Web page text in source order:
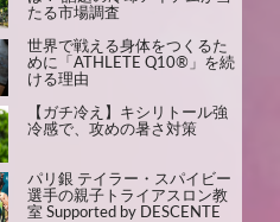
たる市場調査
世界で戦える身体をつくるた
めに「ATHLETE Q10®」を続
ける理由
【ガチ冷え】キシリトール強
冷感で、攻めの暑さ対策
パリ銀 テイラー・スパイビー
選手の親子トライアスロン教
室 Supported by DESCENTE